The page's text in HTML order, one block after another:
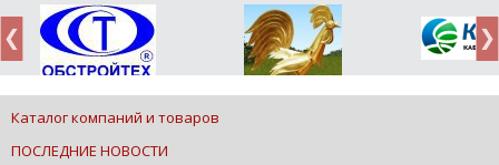
Каталог компаний и товаров
ПОСЛЕДНИЕ НОВОСТИ